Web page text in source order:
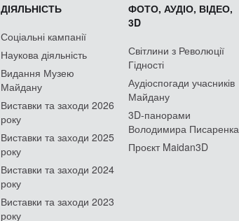
ДІЯЛЬНІСТЬ
Соціальні кампанії
Наукова діяльність
Видання Музею
Майдану
Виставки та заходи 2026
року
Виставки та заходи 2025
року
Виставки та заходи 2024
року
Виставки та заходи 2023
року
ФОТО, АУДІО, ВІДЕО,
3D
Світлини з Революції
Гідності
Аудіоспогади учасників
Майдану
3D-панорами
Володимира Писаренка
Проєкт Maidan3D